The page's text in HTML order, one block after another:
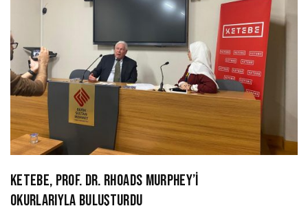
KETEBE, PROF. DR. RHOADS MURPHEY’İ
OKURLARIYLA BULUŞTURDU